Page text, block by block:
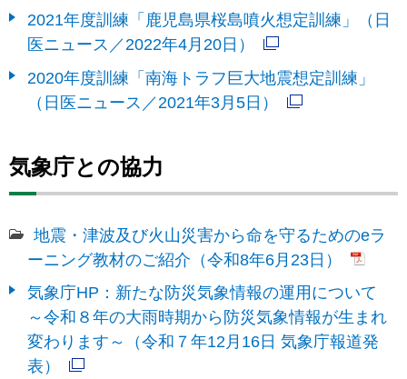
2021年度訓練「鹿児島県桜島噴火想定訓練」（日
医ニュース／2022年4月20日）
2020年度訓練「南海トラフ巨大地震想定訓練」
（日医ニュース／2021年3月5日）
気象庁との協力
地震・津波及び火山災害から命を守るためのeラ
ーニング教材のご紹介（令和8年6月23日）
気象庁HP：新たな防災気象情報の運用について
～令和８年の大雨時期から防災気象情報が生まれ
変わります～（令和７年12月16日 気象庁報道発
表）